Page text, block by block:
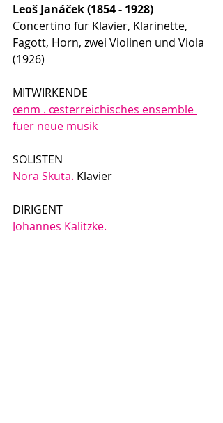
Leoš Janáček (1854 - 1928)
Concertino für Klavier, Klarinette,
Fagott, Horn, zwei Violinen und Viola
(1926)
MITWIRKENDE
œnm . œsterreichisches ensemble
fuer neue musik
SOLISTEN
Nora Skuta. Klavier
DIRIGENT
Johannes Kalitzke.